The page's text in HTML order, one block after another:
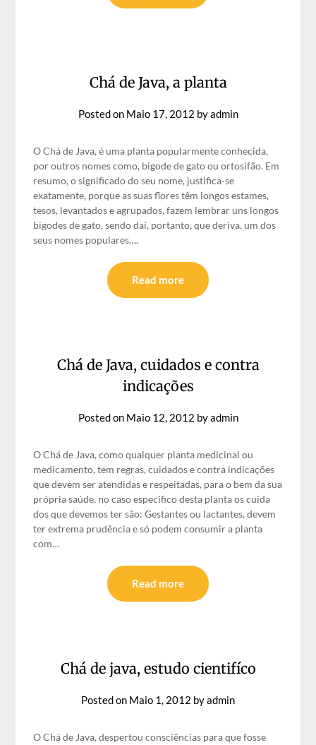
Chá de Java, a planta
Posted on Maio 17, 2012 byadmin
O Chá de Java, é uma planta popularmente conhecida,
por outros nomes como, bigode de gato ou ortosifão. Em
resumo, o significado do seu nome, justifica-se
exatamente, porque as suas flores têm longos estames,
tesos, levantados e agrupados, fazem lembrar uns longos
bigodes de gato, sendo daí, portanto, que deriva, um dos
seus nomes populares….
Read more
Chá de Java, cuidados e contra
indicações
Posted on Maio 12, 2012 byadmin
O Chá de Java, como qualquer planta medicinal ou
medicamento, tem regras, cuidados e contra indicações
que devem ser atendidas e respeitadas, para o bem da sua
própria saúde, no caso especifico desta planta os cuida
dos que devemos ter são: Gestantes ou lactantes, devem
ter extrema prudência e só podem consumir a planta
com…
Read more
Chá de java, estudo cientifíco
Posted on Maio 1, 2012 byadmin
O Chá de Java, despertou consciências para que fosse